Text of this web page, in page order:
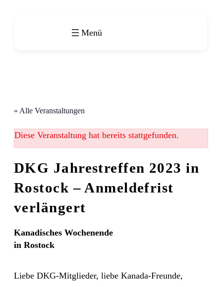
« Alle Veranstaltungen
Diese Veranstaltung hat bereits stattgefunden.
DKG Jahrestreffen 2023 in
Rostock – Anmeldefrist
verlängert
Kanadisches Wochenende
in Rostock
Liebe DKG-Mitglieder, liebe Kanada-Freunde,